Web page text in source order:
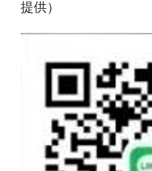
提供）